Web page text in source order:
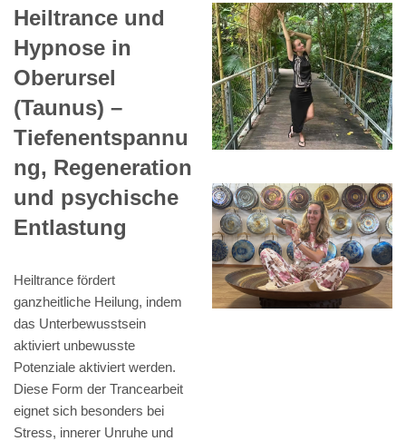
Heiltrance und
Hypnose in
Oberursel
(Taunus) –
Tiefenentspannu
ng, Regeneration
und psychische
Entlastung
Heiltrance fördert
ganzheitliche Heilung, indem
das Unterbewusstsein
aktiviert unbewusste
Potenziale aktiviert werden.
Diese Form der Trancearbeit
eignet sich besonders bei
Stress, innerer Unruhe und